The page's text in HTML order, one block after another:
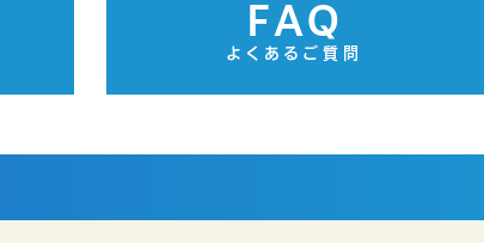
FAQ
よくあるご質問